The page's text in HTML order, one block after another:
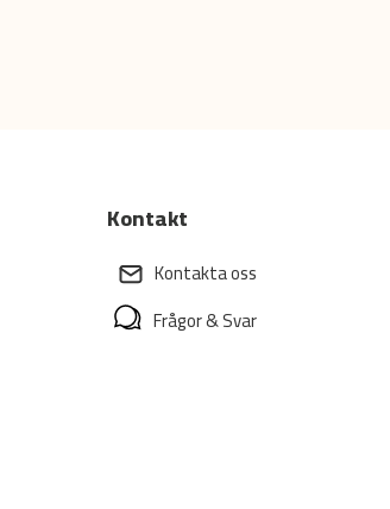
Kontakt
Kontakta oss
Frågor & Svar